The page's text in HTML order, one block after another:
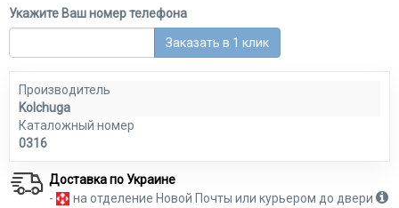
Укажите Ваш номер телефона
Заказать в 1 клик
Производитель
Kolchuga
Каталожный номер
0316
Доставка по Украине
-
на отделение Новой Почты или курьером до двери